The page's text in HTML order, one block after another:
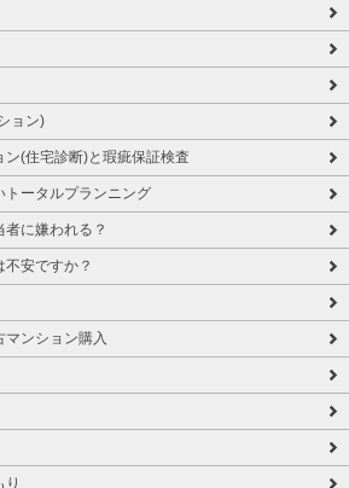
ョン)
(住宅診断)と瑕疵保証検査
トータルプランニング
に嫌われる？
安ですか？
ンション購入
り